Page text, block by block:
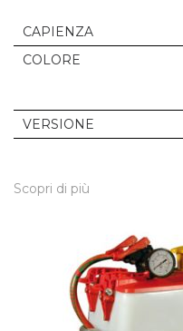
CAPIENZA
COLORE
VERSIONE
Scopri di più